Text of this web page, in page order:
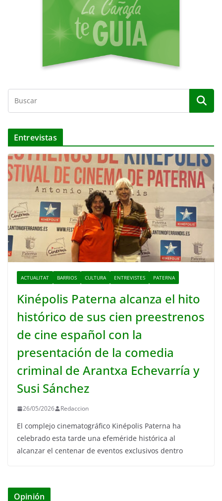
Entrevistas
ACTUALITAT BARRIOS CULTURA ENTREVISTES PATERNA
Kinépolis Paterna alcanza el hito
histórico de sus cien preestrenos
de cine español con la
presentación de la comedia
criminal de Arantxa Echevarría y
Susi Sánchez
26/05/2026 Redaccion
El complejo cinematográfico Kinépolis Paterna ha
celebrado esta tarde una efeméride histórica al
alcanzar el centenar de eventos exclusivos dentro
Opinión